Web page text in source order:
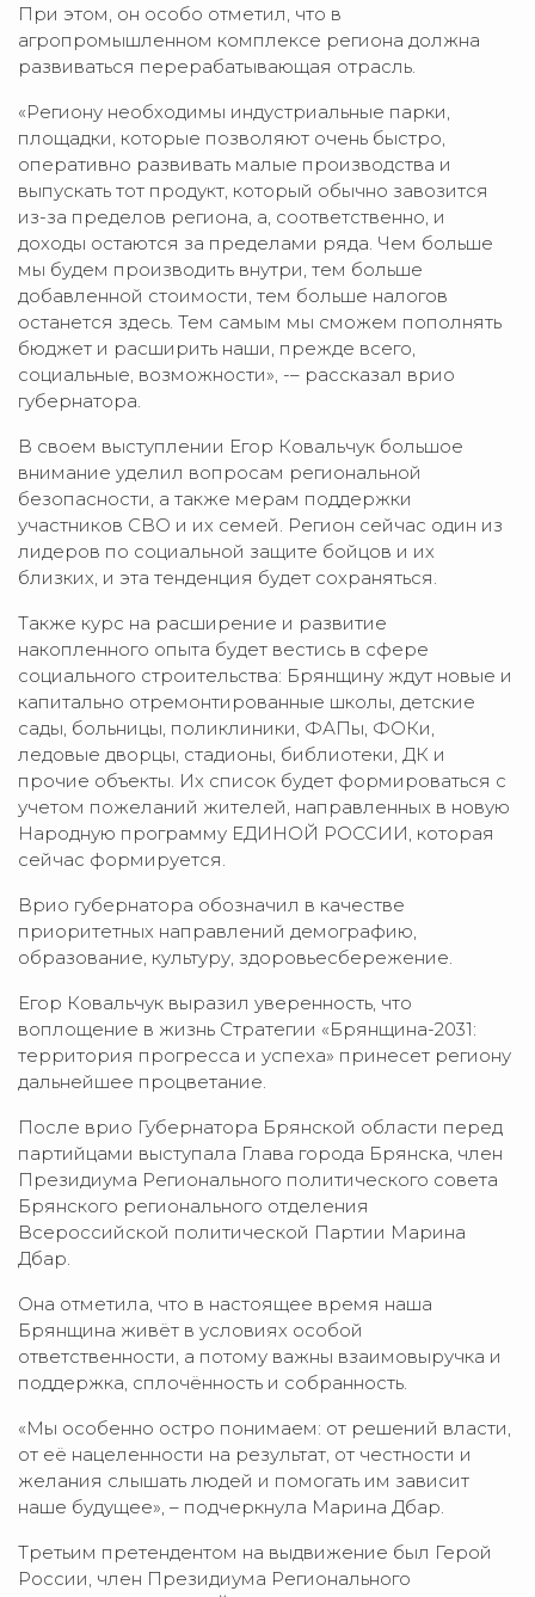
При этом, он особо отметил, что в
агропромышленном комплексе региона должна
развиваться перерабатывающая отрасль.
«Региону необходимы индустриальные парки,
площадки, которые позволяют очень быстро,
оперативно развивать малые производства и
выпускать тот продукт, который обычно завозится
из-за пределов региона, а, соответственно, и
доходы остаются за пределами ряда. Чем больше
мы будем производить внутри, тем больше
добавленной стоимости, тем больше налогов
останется здесь. Тем самым мы сможем пополнять
бюджет и расширить наши, прежде всего,
социальные, возможности», -– рассказал врио
губернатора.
В своем выступлении Егор Ковальчук большое
внимание уделил вопросам региональной
безопасности, а также мерам поддержки
участников СВО и их семей. Регион сейчас один из
лидеров по социальной защите бойцов и их
близких, и эта тенденция будет сохраняться.
Также курс на расширение и развитие
накопленного опыта будет вестись в сфере
социального строительства: Брянщину ждут новые и
капитально отремонтированные школы, детские
сады, больницы, поликлиники, ФАПы, ФОКи,
ледовые дворцы, стадионы, библиотеки, ДК и
прочие объекты. Их список будет формироваться с
учетом пожеланий жителей, направленных в новую
Народную программу ЕДИНОЙ РОССИИ, которая
сейчас формируется.
Врио губернатора обозначил в качестве
приоритетных направлений демографию,
образование, культуру, здоровьесбережение.
Егор Ковальчук выразил уверенность, что
воплощение в жизнь Стратегии «Брянщина-2031:
территория прогресса и успеха» принесет региону
дальнейшее процветание.
После врио Губернатора Брянской области перед
партийцами выступала Глава города Брянска, член
Президиума Регионального политического совета
Брянского регионального отделения
Всероссийской политической Партии Марина
Дбар.
Она отметила, что в настоящее время наша
Брянщина живёт в условиях особой
ответственности, а потому важны взаимовыручка и
поддержка, сплочённость и собранность.
«Мы особенно остро понимаем: от решений власти,
от её нацеленности на результат, от честности и
желания слышать людей и помогать им зависит
наше будущее», – подчеркнула Марина Дбар.
Третьим претендентом на выдвижение был Герой
России, член Президиума Регионального